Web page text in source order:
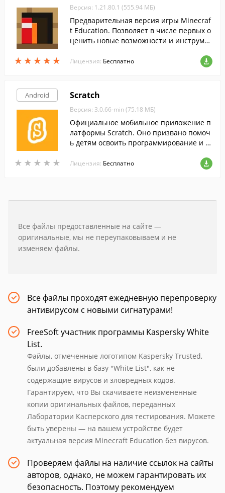
★ ★ ★ ★ ★
★ ★ ★ ★ ★
Версия: 1.21.80.1 (555.94 МБ)
Предварительная версия игры Minecraf
t Education. Позволяет в числе первых о
ценить новые возможности и инструме
Лицензия: Бесплатно
Android
★ ★ ★ ★ ★
★ ★ ★ ★ ★
Scratch
Версия: 3.0.66-min (75.18 МБ)
Официальное мобильное приложение п
латформы Scratch. Оно призвано помоч
ь детям освоить программирование и с
ивные истории, используя свои планше
Лицензия: Бесплатно
Все файлы предоставленные на сайте —
оригинальные, мы не переупаковываем и не
изменяем файлы.
Все файлы проходят ежедневную перепроверку
антивирусом с новыми сигнатурами!
FreeSoft участник программы Kaspersky White
List.
Файлы, отмеченные логотипом Kaspersky Trusted,
были добавлены в базу "White List", как не
содержащие вирусов и зловредных кодов.
Гарантируем, что Вы скачиваете неизмененные
копии оригинальных файлов, переданных
Лаборатории Касперского для тестирования. Можете
быть уверены — на вашем устройстве будет
актуальная версия Minecraft Education без вирусов.
Проверяем файлы на наличие ссылок на сайты
авторов, однако, не можем гарантировать их
безопасность. Поэтому рекомендуем